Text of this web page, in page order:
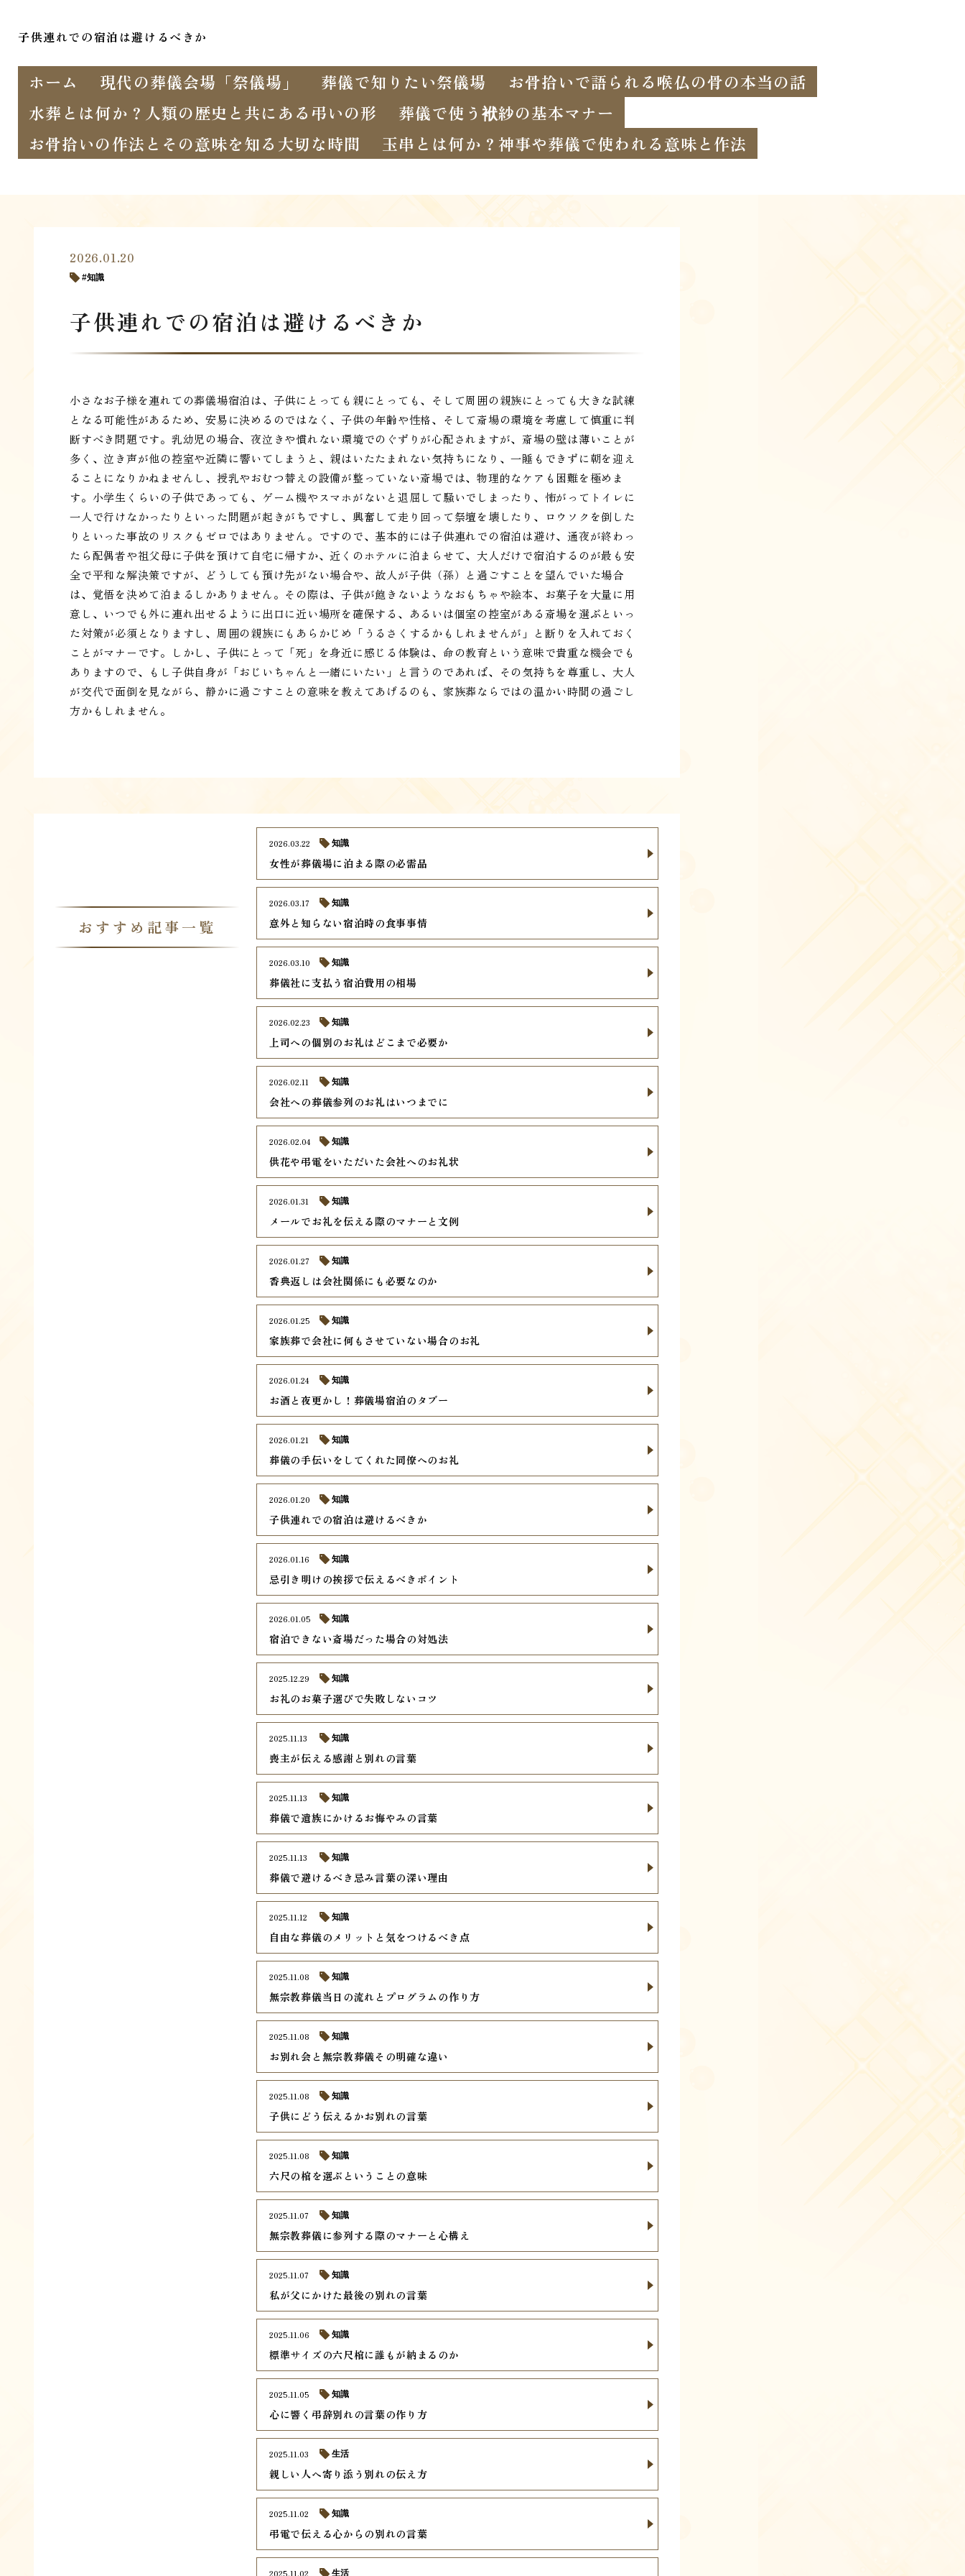
子供連れでの宿泊は避けるべきか
ホーム 現代の葬儀会場「祭儀場」 葬儀で知りたい祭儀場
お骨拾いで語られる喉仏の骨の本当の話
水葬とは何か？人類の歴史と共にある弔いの形
葬儀で使う袱紗の基本マナー
お骨拾いの作法とその意味を知る大切な時間
玉串とは何か？神事や葬儀で使われる意味と作法
2026.01.20
知識
子供連れでの宿泊は避けるべきか
小さなお子様を連れての葬儀場宿泊は、子供にとっても親にとっても、そして周囲の親族にとっても大きな試練
となる可能性があるため、安易に決めるのではなく、子供の年齢や性格、そして斎場の環境を考慮して慎重に判
断すべき問題です。乳幼児の場合、夜泣きや慣れない環境でのぐずりが心配されますが、斎場の壁は薄いことが
多く、泣き声が他の控室や近隣に響いてしまうと、親はいたたまれない気持ちになり、一睡もできずに朝を迎え
ることになりかねませんし、授乳やおむつ替えの設備が整っていない斎場では、物理的なケアも困難を極めま
す。小学生くらいの子供であっても、ゲーム機やスマホがないと退屈して騒いでしまったり、怖がってトイレに
一人で行けなかったりといった問題が起きがちですし、興奮して走り回って祭壇を壊したり、ロウソクを倒した
りといった事故のリスクもゼロではありません。ですので、基本的には子供連れでの宿泊は避け、通夜が終わっ
たら配偶者や祖父母に子供を預けて自宅に帰すか、近くのホテルに泊まらせて、大人だけで宿泊するのが最も安
全で平和な解決策ですが、どうしても預け先がない場合や、故人が子供（孫）と過ごすことを望んでいた場合
は、覚悟を決めて泊まるしかありません。その際は、子供が飽きないようなおもちゃや絵本、お菓子を大量に用
意し、いつでも外に連れ出せるように出口に近い場所を確保する、あるいは個室の控室がある斎場を選ぶといっ
た対策が必須となりますし、周囲の親族にもあらかじめ「うるさくするかもしれませんが」と断りを入れておく
ことがマナーです。しかし、子供にとって「死」を身近に感じる体験は、命の教育という意味で貴重な機会でも
ありますので、もし子供自身が「おじいちゃんと一緒にいたい」と言うのであれば、その気持ちを尊重し、大人
が交代で面倒を見ながら、静かに過ごすことの意味を教えてあげるのも、家族葬ならではの温かい時間の過ごし
方かもしれません。
おすすめ記事一覧
女性が葬儀場に泊まる際の必需品
2026.03.22 知識
意外と知らない宿泊時の食事事情
2026.03.17 知識
葬儀社に支払う宿泊費用の相場
2026.03.10 知識
上司への個別のお礼はどこまで必要か
2026.02.23 知識
会社への葬儀参列のお礼はいつまでに
2026.02.11 知識
供花や弔電をいただいた会社へのお礼状
2026.02.04 知識
メールでお礼を伝える際のマナーと文例
2026.01.31 知識
香典返しは会社関係にも必要なのか
2026.01.27 知識
家族葬で会社に何もさせていない場合のお礼
2026.01.25 知識
お酒と夜更かし！葬儀場宿泊のタブー
2026.01.24 知識
葬儀の手伝いをしてくれた同僚へのお礼
2026.01.21 知識
子供連れでの宿泊は避けるべきか
2026.01.20 知識
忌引き明けの挨拶で伝えるべきポイント
2026.01.16 知識
宿泊できない斎場だった場合の対処法
2026.01.05 知識
お礼のお菓子選びで失敗しないコツ
2025.12.29 知識
喪主が伝える感謝と別れの言葉
2025.11.13 知識
葬儀で遺族にかけるお悔やみの言葉
2025.11.13 知識
葬儀で避けるべき忌み言葉の深い理由
2025.11.13 知識
自由な葬儀のメリットと気をつけるべき点
2025.11.12 知識
無宗教葬儀当日の流れとプログラムの作り方
2025.11.08 知識
お別れ会と無宗教葬儀その明確な違い
2025.11.08 知識
子供にどう伝えるかお別れの言葉
2025.11.08 知識
六尺の棺を選ぶということの意味
2025.11.08 知識
無宗教葬儀に参列する際のマナーと心構え
2025.11.07 知識
私が父にかけた最後の別れの言葉
2025.11.07 知識
標準サイズの六尺棺に誰もが納まるのか
2025.11.06 知識
心に響く弔辞別れの言葉の作り方
2025.11.05 知識
親しい人へ寄り添う別れの伝え方
2025.11.03 生活
弔電で伝える心からの別れの言葉
2025.11.02 知識
2025.11.02 生活